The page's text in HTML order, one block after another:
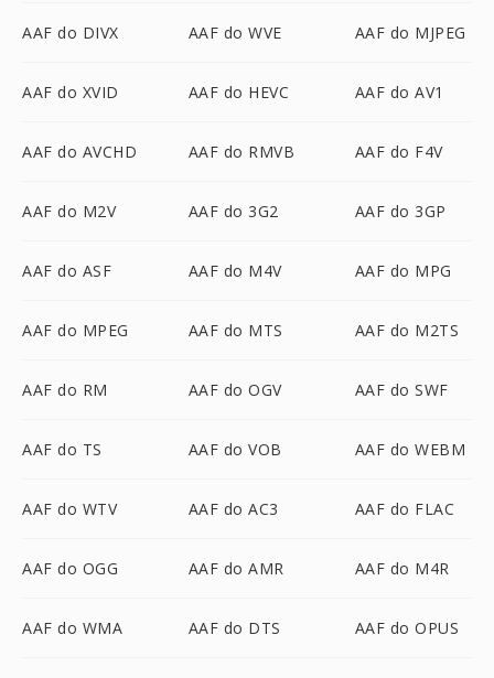
AAF do DIVX AAF do WVE AAF do MJPEG
AAF do XVID AAF do HEVC AAF do AV1
AAF do AVCHD AAF do RMVB AAF do F4V
AAF do M2V AAF do 3G2 AAF do 3GP
AAF do ASF AAF do M4V AAF do MPG
AAF do MPEG AAF do MTS AAF do M2TS
AAF do RM AAF do OGV AAF do SWF
AAF do TS AAF do VOB AAF do WEBM
AAF do WTV AAF do AC3 AAF do FLAC
AAF do OGG AAF do AMR AAF do M4R
AAF do WMA AAF do DTS AAF do OPUS